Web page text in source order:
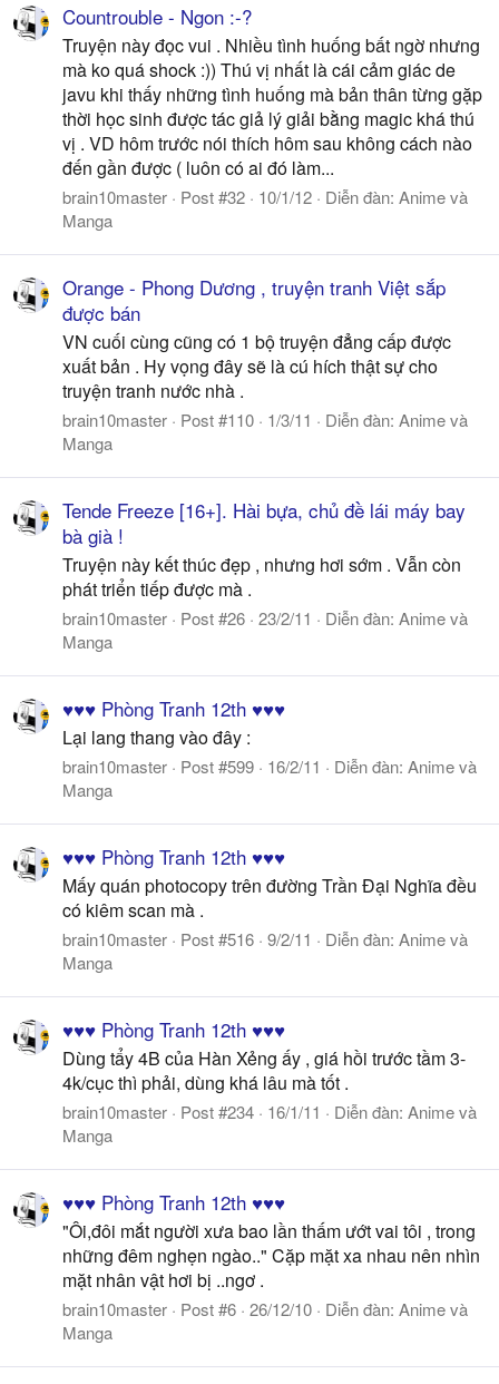
Countrouble - Ngon :-?
Truyện này đọc vui . Nhiều tình huống bất ngờ nhưng
mà ko quá shock :)) Thú vị nhất là cái cảm giác de
javu khi thấy những tình huống mà bản thân từng gặp
thời học sinh được tác giả lý giải bằng magic khá thú
vị . VD hôm trước nói thích hôm sau không cách nào
đến gần được ( luôn có ai đó làm...
brain10master Post #32 10/1/12 Diễn đàn: Anime và
Manga
Orange - Phong Dương , truyện tranh Việt sắp
được bán
VN cuối cùng cũng có 1 bộ truyện đẳng cấp được
xuất bản . Hy vọng đây sẽ là cú hích thật sự cho
truyện tranh nước nhà .
brain10master Post #110 1/3/11 Diễn đàn: Anime và
Manga
Tende Freeze [16+]. Hài bựa, chủ đề lái máy bay
bà già !
Truyện này kết thúc đẹp , nhưng hơi sớm . Vẫn còn
phát triển tiếp được mà .
brain10master Post #26 23/2/11 Diễn đàn: Anime và
Manga
♥♥♥ Phòng Tranh 12th ♥♥♥
Lại lang thang vào đây :
brain10master Post #599 16/2/11 Diễn đàn: Anime và
Manga
♥♥♥ Phòng Tranh 12th ♥♥♥
Mấy quán photocopy trên đường Trần Đại Nghĩa đều
có kiêm scan mà .
brain10master Post #516 9/2/11 Diễn đàn: Anime và
Manga
♥♥♥ Phòng Tranh 12th ♥♥♥
Dùng tẩy 4B của Hàn Xẻng ấy , giá hồi trước tầm 3-
4k/cục thì phải, dùng khá lâu mà tốt .
brain10master Post #234 16/1/11 Diễn đàn: Anime và
Manga
♥♥♥ Phòng Tranh 12th ♥♥♥
"Ôi,đôi mắt người xưa bao lần thấm ướt vai tôi , trong
những đêm nghẹn ngào.." Cặp mặt xa nhau nên nhìn
mặt nhân vật hơi bị ..ngơ .
brain10master Post #6 26/12/10 Diễn đàn: Anime và
Manga